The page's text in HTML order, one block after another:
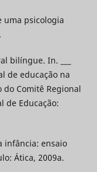
uma psicologia
bilíngue. In. ___
de educação na
do Comitê Regional
de Educação:
infância: ensaio
Ática, 2009a.